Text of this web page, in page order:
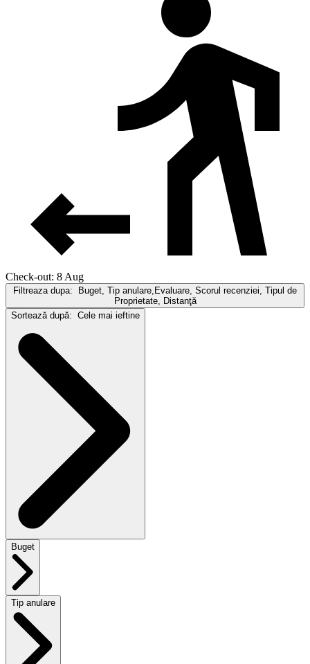
Check-out: 8 Aug
Filtreaza dupa:
Buget, Tip anulare,Evaluare, Scorul recenziei, Tipul de
Proprietate, Distanţă
Sortează după: Cele mai ieftine
Buget
Tip anulare